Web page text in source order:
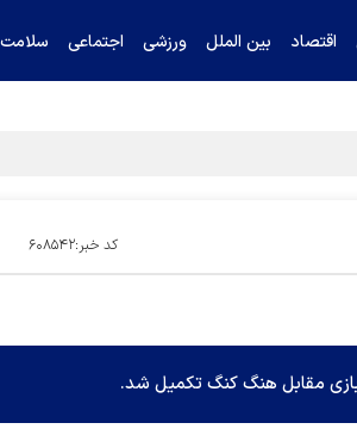
اقتصاد بین الملل ورزشی اجتماعی سلامت
تکذیب کرد
کد خبر:۶۰۸۵۴۲
مقابل هنگ کنگ تکمیل شد.